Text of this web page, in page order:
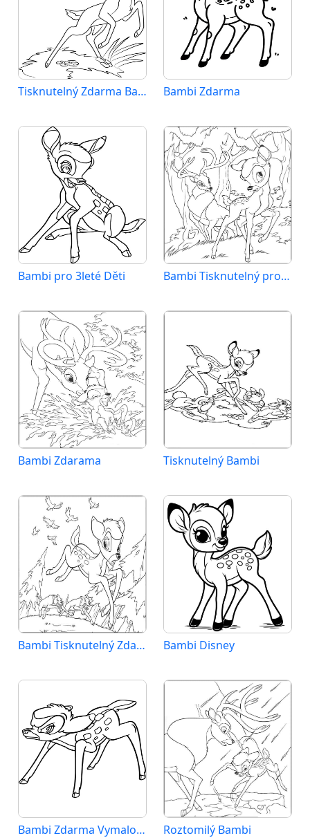
Tisknutelný Zdarma Bambi Bambi Zdarma
Bambi pro 3leté Děti Bambi Tisknutelný pro Děti
Bambi Zdarama Tisknutelný Bambi
Bambi Tisknutelný Zdarma Bambi Disney
Bambi Zdarma Vymalovatelné Obrázek Roztomilý Bambi